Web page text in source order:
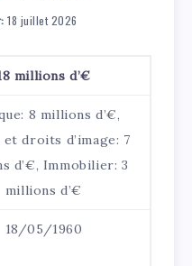
18 juillet 2026
millions d’€
8 millions d’€,
et droits d’image: 7
d’€, Immobilier: 3
millions d’€
18/05/1960